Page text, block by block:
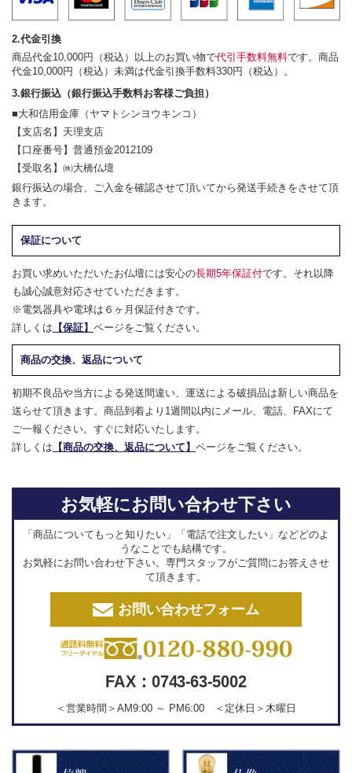
2.代金引換
商品代金10,000円（税込）以上のお買い物で代引手数料無料です。商品
代金10,000円（税込）未満は代金引換手数料330円（税込）。
3.銀行振込（銀行振込手数料お客様ご負担）
■大和信用金庫（ヤマトシンヨウキンコ）
【支店名】天理支店
【口座番号】普通預金2012109
【受取名】㈱大橋仏壇
銀行振込の場合、ご入金を確認させて頂いてから発送手続きをさせて頂
きます。
保証について
お買い求めいただいたお仏壇には安心の長期5年保証付です。それ以降
も誠心誠意対応させていただきます。
※電気器具や電球は６ヶ月保証付きです。
詳しくは 【保証】 ページをご覧ください。
商品の交換、返品について
初期不良品や当方による発送間違い、運送による破損品は新しい商品を
送らせて頂きます。商品到着より1週間以内にメール、電話、FAXにて
ご一報ください。すぐに対応いたします。
詳しくは 【商品の交換、返品について】 ページをご覧ください。
お気軽にお問い合わせ下さい
「商品についてもっと知りたい」「電話で注文したい」などどのよ
うなことでも結構です。
お気軽にお問い合わせ下さい。専門スタッフがご質問にお答えさせ
て頂きます。
お問い合わせフォーム
FAX：0743-63-5002
＜営業時間＞AM9:00 ～ PM6:00 ＜定休日＞木曜日